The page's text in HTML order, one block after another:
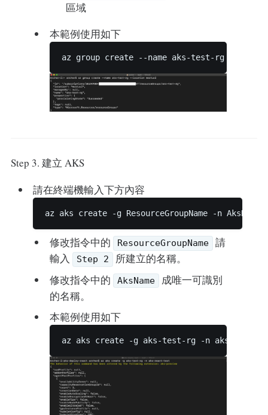
區域
本範例使用如下
Step 3. 建立 AKS
請在終端機輸入下方內容
修改指令中的 ResourceGroupName
請
輸入
Step 2
所建立的名稱。
修改指令中的
AksName
成唯一可識別
的名稱。
本範例使用如下